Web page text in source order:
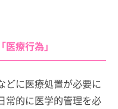
療行為」
どに医療処置が必要に
常的に医学的管理を必